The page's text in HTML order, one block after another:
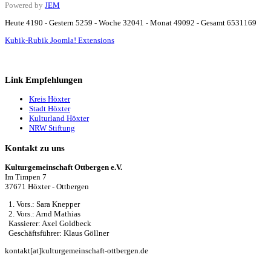
Powered by JEM
Heute 4190 - Gestern 5259 - Woche 32041 - Monat 49092 - Gesamt 6531169
Kubik-Rubik Joomla! Extensions
Link Empfehlungen
Kreis Höxter
Stadt Höxter
Kulturland Höxter
NRW Stiftung
Kontakt zu uns
Kulturgemeinschaft Ottbergen e.V.
Im Timpen 7
37671 Höxter - Ottbergen
1. Vors.: Sara Knepper
2. Vors.: Arnd Mathias
Kassierer: Axel Goldbeck
Geschäftsführer: Klaus Göllner
kontakt[at]kulturgemeinschaft-ottbergen.de